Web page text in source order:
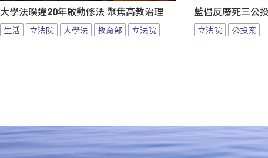
大學法暌違20年啟動修法 聚焦高教治理
生活 立法院 大學法 教育部 立法院
藍倡反廢死三公
立法院 公投案